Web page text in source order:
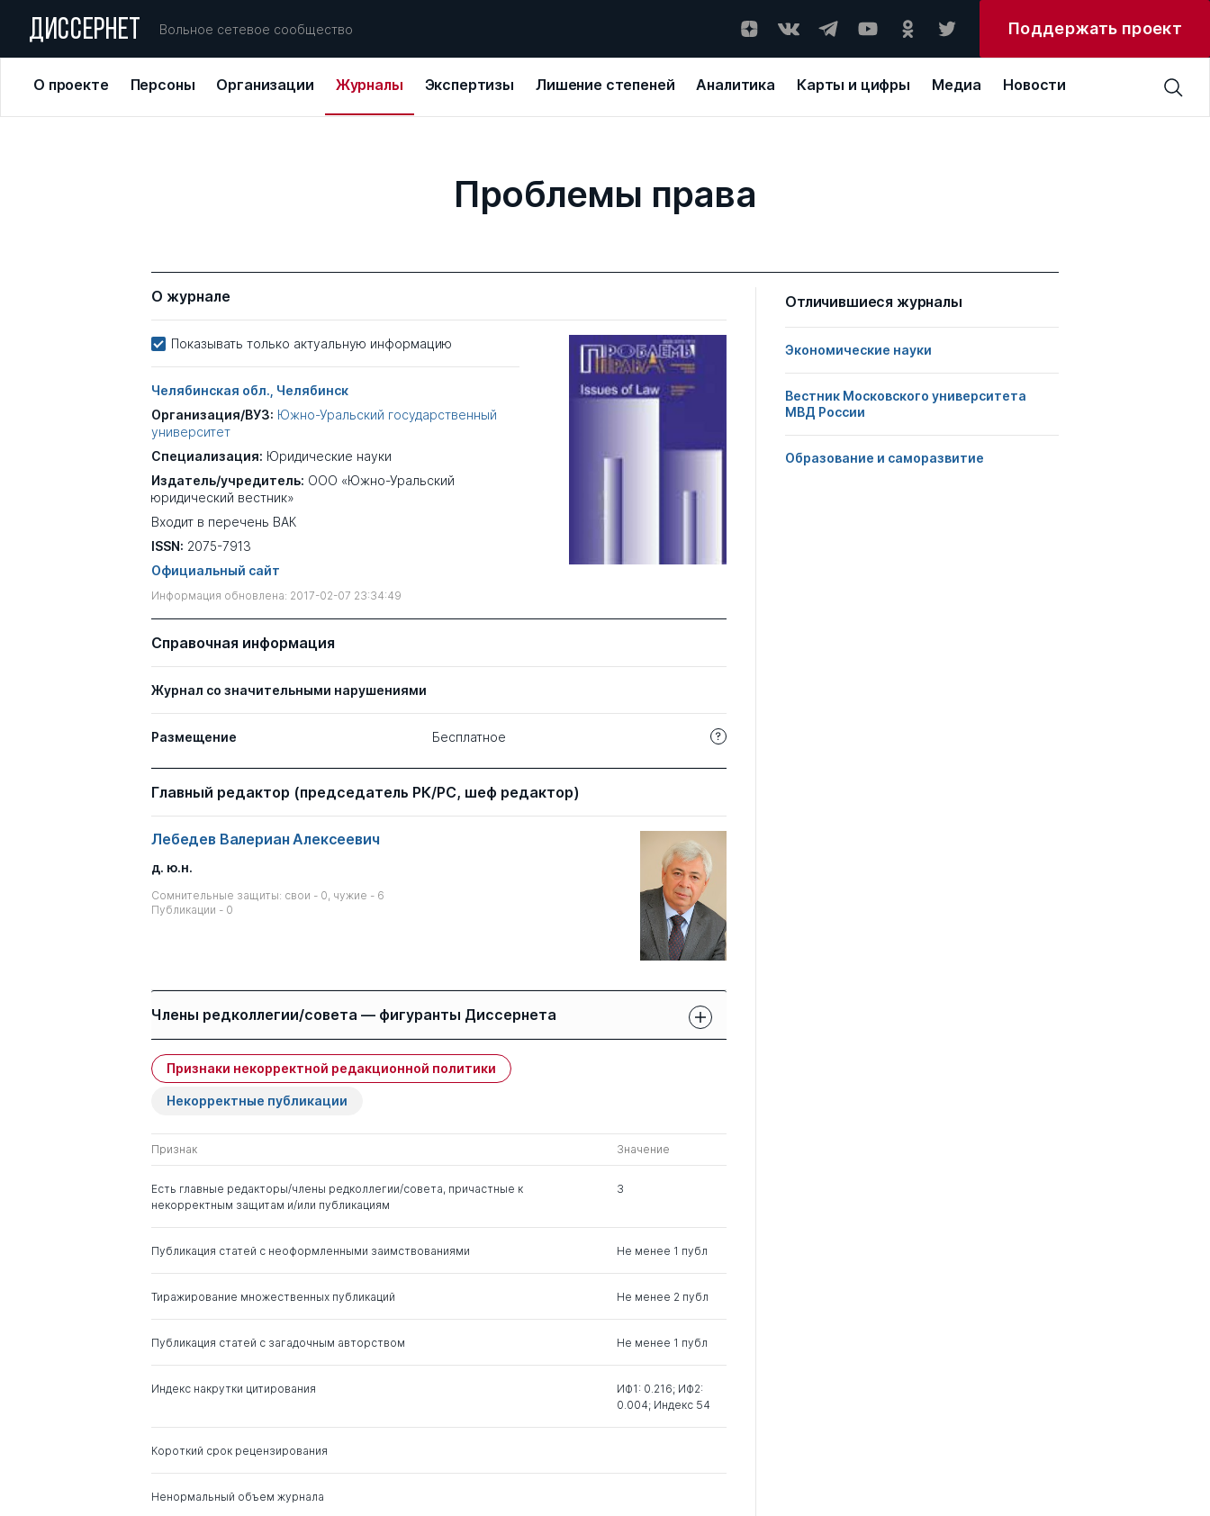
ДИССЕРНЕТ Вольное сетевое сообщество Поддержать проект
О проекте Персоны Организации Журналы Экспертизы Лишение степеней Аналитика Карты и цифры Медиа Новости
Проблемы права
О журнале
Показывать только актуальную информацию
Челябинская обл., Челябинск
Организация/ВУЗ: Южно-Уральский государственный
университет
Специализация: Юридические науки
Издатель/учредитель: ООО «Южно-Уральский
юридический вестник»
Входит в перечень ВАК
ISSN: 2075-7913
Официальный сайт
Информация обновлена: 2017-02-07 23:34:49
Справочная информация
Журнал со значительными нарушениями
Размещение Бесплатное
Главный редактор (председатель РК/РС, шеф редактор)
Лебедев Валериан Алексеевич
д. ю.н.
Сомнительные защиты: свои - 0, чужие - 6
Публикации - 0
Члены редколлегии/совета — фигуранты Диссернета
Имя Степень
Защиты членов РК:
свои
чужие
Иванович
Авакьян Сурен
д. ю.н. 0 2
Признаки некорректной редакционной политики
Некорректные публикации
Признак Значение
Есть главные редакторы/члены редколлегии/совета, причастные к
некорректным защитам и/или публикациям
3
Публикация статей с неоформленными заимствованиями Не менее 1 публ
Тиражирование множественных публикаций Не менее 2 публ
Публикация статей с загадочным авторством Не менее 1 публ
Индекс накрутки цитирования
ИФ1: 0.216; ИФ2:
0.004; Индекс 54
Короткий срок рецензирования
Ненормальный объем журнала
Отличившиеся журналы
Экономические науки
Вестник Московского университета
МВД России
Образование и саморазвитие